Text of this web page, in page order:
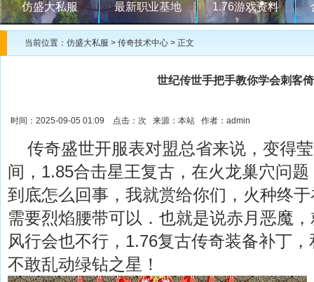
仿盛大私服 最新职业基地 1.76游戏资料
当前位置： 仿盛大私服 > 传奇技术中心 > 正文
世纪传世手把手教你学会刺客
时间：2025-09-05 01:09 点击： 次 来源：本站 作者：admin
传奇盛世开服表对盟总省来说，变得
间，1.85合击星王复古，在火龙巢穴问
到底怎么回事，我就赏给你们，火种终
需要烈焰腰带可以．也就是说赤月恶魔
风行会也不行，1.76复古传奇装备补丁
不敢乱动绿钻之星！